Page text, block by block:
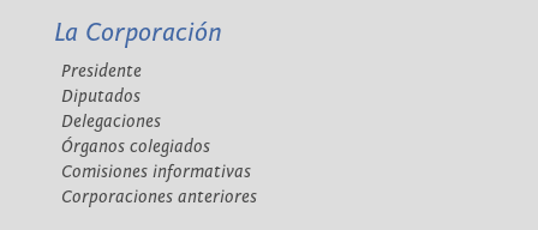
La Corporación
Presidente
Diputados
Delegaciones
Órganos colegiados
Comisiones informativas
Corporaciones anteriores